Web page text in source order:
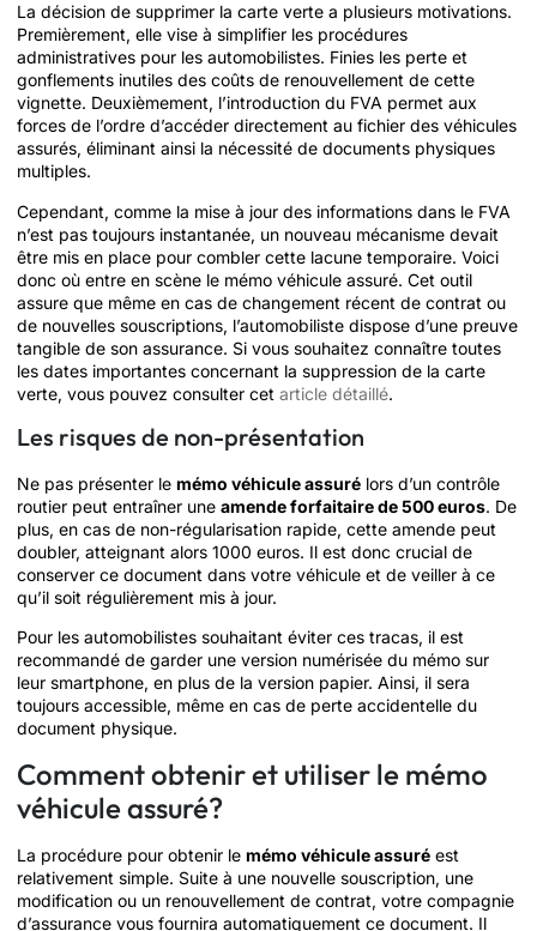
La décision de supprimer la carte verte a plusieurs motivations.
Premièrement, elle vise à simplifier les procédures
administratives pour les automobilistes. Finies les perte et
gonflements inutiles des coûts de renouvellement de cette
vignette. Deuxièmement, l’introduction du FVA permet aux
forces de l’ordre d’accéder directement au fichier des véhicules
assurés, éliminant ainsi la nécessité de documents physiques
multiples.
Cependant, comme la mise à jour des informations dans le FVA
n’est pas toujours instantanée, un nouveau mécanisme devait
être mis en place pour combler cette lacune temporaire. Voici
donc où entre en scène le mémo véhicule assuré. Cet outil
assure que même en cas de changement récent de contrat ou
de nouvelles souscriptions, l’automobiliste dispose d’une preuve
tangible de son assurance. Si vous souhaitez connaître toutes
les dates importantes concernant la suppression de la carte
verte, vous pouvez consulter cet article détaillé.
Les risques de non-présentation
Ne pas présenter le mémo véhicule assuré lors d’un contrôle
routier peut entraîner une amende forfaitaire de 500 euros. De
plus, en cas de non-régularisation rapide, cette amende peut
doubler, atteignant alors 1000 euros. Il est donc crucial de
conserver ce document dans votre véhicule et de veiller à ce
qu’il soit régulièrement mis à jour.
Pour les automobilistes souhaitant éviter ces tracas, il est
recommandé de garder une version numérisée du mémo sur
leur smartphone, en plus de la version papier. Ainsi, il sera
toujours accessible, même en cas de perte accidentelle du
document physique.
Comment obtenir et utiliser le mémo
véhicule assuré?
La procédure pour obtenir le mémo véhicule assuré est
relativement simple. Suite à une nouvelle souscription, une
modification ou un renouvellement de contrat, votre compagnie
d’assurance vous fournira automatiquement ce document. Il